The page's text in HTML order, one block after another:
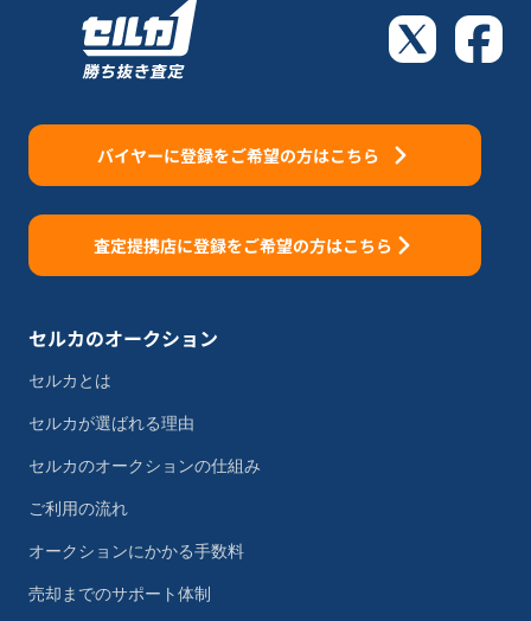
バイヤーに登録をご希望の方はこちら
査定提携店に登録をご希望の方はこちら
セルカのオークション
セルカとは
セルカが選ばれる理由
セルカのオークションの仕組み
ご利用の流れ
オークションにかかる手数料
売却までのサポート体制